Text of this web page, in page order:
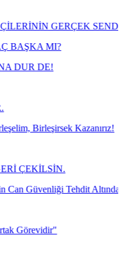
SENDİKASI TARIM
Kazanırız!
Tehdit Altında!